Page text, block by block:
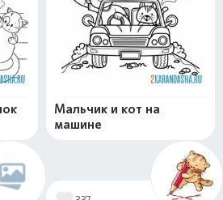
Мальчик и кот на
машине